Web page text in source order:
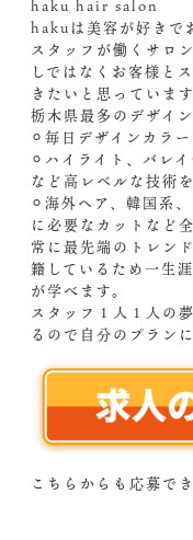
haku hair salon
hakuは美容が好きで
スタッフが働くサロ
しではなくお客様と
きたいと思っています
栃木県最多のデザイ
⚪︎毎日デザインカラ
⚪︎ハイライト、バレ
など高レベルな技術を
⚪︎海外ヘア、韓国系
に必要なカットなど
常に最先端のトレン
籍しているため一生
が学べます。
スタッフ１人１人の
るので自分のプラン
こちらからも応募で